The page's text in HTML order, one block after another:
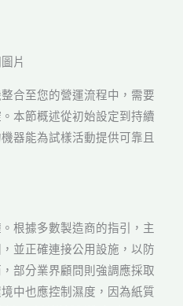
合至您的營運流程中，需要
本節概述從初始設定到持續
器能為試樣活動提供可靠且
根據多數製造商的指引，主
並正確連接公用設施，以防
部分業界顧問則強調應採取
中也應控制濕度，因為紙質